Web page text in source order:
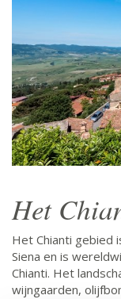
Het
Het Chianti gebied
Siena en is
Chianti. Het
wijngaarden,